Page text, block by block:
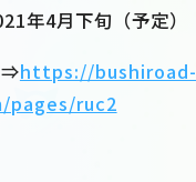
年4月下旬（予定）
⇒https://bushiroad-
pages/ruc2